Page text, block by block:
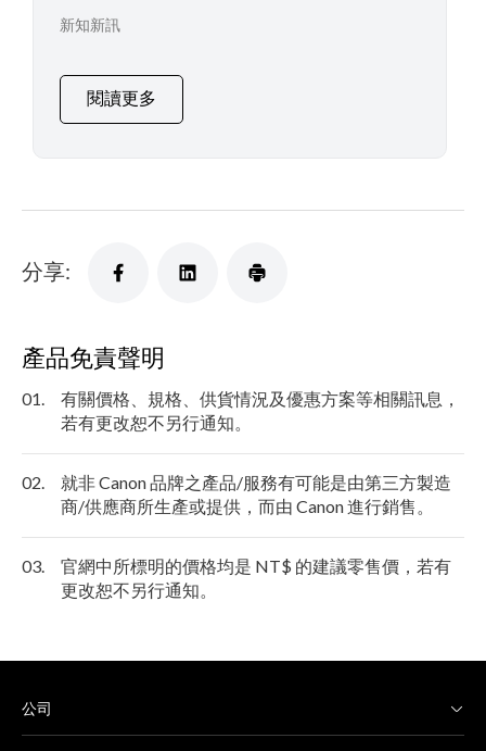
新知新訊
閱讀更多
分享:
產品免責聲明
01.
有關價格、規格、供貨情況及優惠方案等相關訊息，
若有更改恕不另行通知。
02.
就非 Canon 品牌之產品/服務有可能是由第三方製造
商/供應商所生產或提供，而由 Canon 進行銷售。
03.
官網中所標明的價格均是 NT$ 的建議零售價，若有
更改恕不另行通知。
公司